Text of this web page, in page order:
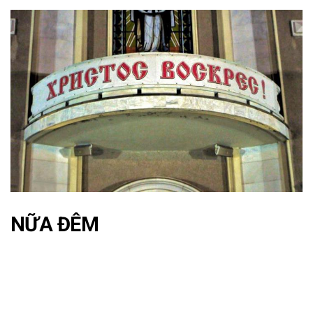
NỮA ĐÊM